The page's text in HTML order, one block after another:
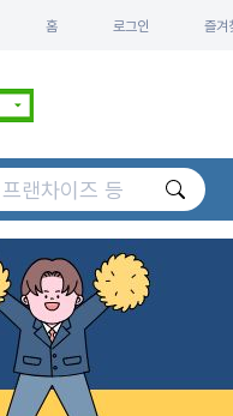
홈 로그인 즐겨